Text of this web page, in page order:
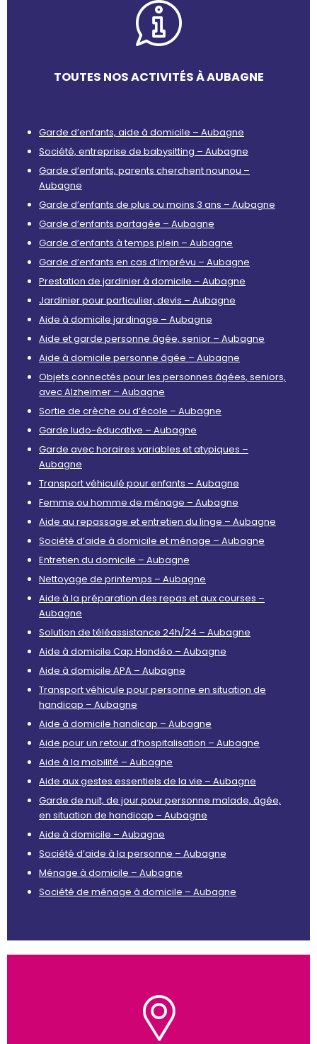
TOUTES NOS ACTIVITÉS À AUBAGNE
Garde d’enfants, aide à domicile – Aubagne
Société, entreprise de babysitting – Aubagne
Garde d’enfants, parents cherchent nounou –
Aubagne
Garde d’enfants de plus ou moins 3 ans – Aubagne
Garde d’enfants partagée – Aubagne
Garde d’enfants à temps plein – Aubagne
Garde d’enfants en cas d’imprévu – Aubagne
Prestation de jardinier à domicile – Aubagne
Jardinier pour particulier, devis – Aubagne
Aide à domicile jardinage – Aubagne
Aide et garde personne âgée, senior – Aubagne
Aide à domicile personne âgée – Aubagne
Objets connectés pour les personnes âgées, seniors,
avec Alzheimer – Aubagne
Sortie de crèche ou d’école – Aubagne
Garde ludo-éducative – Aubagne
Garde avec horaires variables et atypiques –
Aubagne
Transport véhiculé pour enfants – Aubagne
Femme ou homme de ménage – Aubagne
Aide au repassage et entretien du linge – Aubagne
Société d’aide à domicile et ménage – Aubagne
Entretien du domicile – Aubagne
Nettoyage de printemps – Aubagne
Aide à la préparation des repas et aux courses –
Aubagne
Solution de téléassistance 24h/24 – Aubagne
Aide à domicile Cap Handéo – Aubagne
Aide à domicile APA – Aubagne
Transport véhicule pour personne en situation de
handicap – Aubagne
Aide à domicile handicap – Aubagne
Aide pour un retour d’hospitalisation – Aubagne
Aide à la mobilité – Aubagne
Aide aux gestes essentiels de la vie – Aubagne
Garde de nuit, de jour pour personne malade, âgée,
en situation de handicap – Aubagne
Aide à domicile – Aubagne
Société d’aide à la personne – Aubagne
Ménage à domicile – Aubagne
Société de ménage à domicile – Aubagne